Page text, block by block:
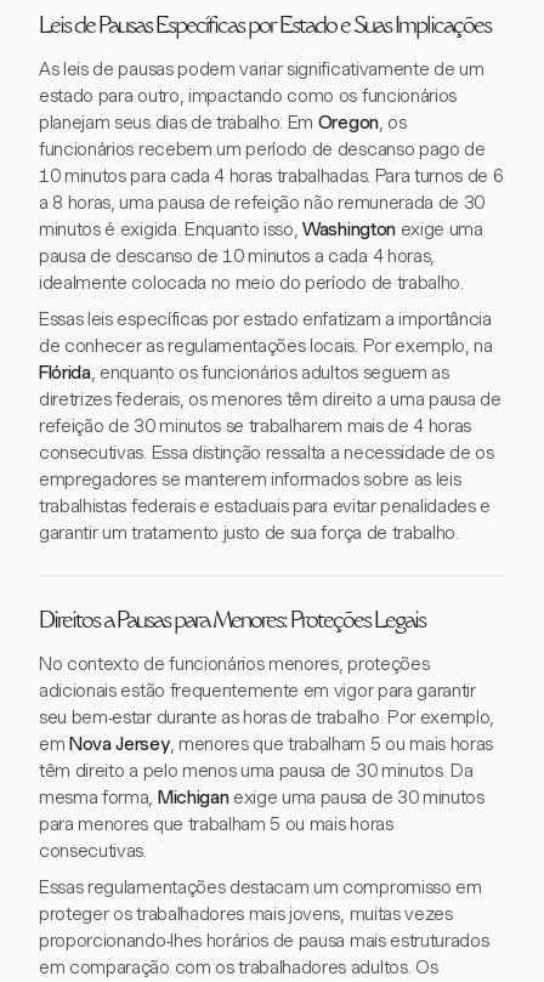
Leis de Pausas Específicas por Estado e Suas Implicações
As leis de pausas podem variar significativamente de um
estado para outro, impactando como os funcionários
planejam seus dias de trabalho. Em Oregon, os
funcionários recebem um período de descanso pago de
10 minutos para cada 4 horas trabalhadas. Para turnos de 6
a 8 horas, uma pausa de refeição não remunerada de 30
minutos é exigida. Enquanto isso,Washingtonexige uma
pausa de descanso de 10 minutos a cada 4 horas,
idealmente colocada no meio do período de trabalho.
Essas leis específicas por estado enfatizam a importância
de conhecer as regulamentações locais. Por exemplo, na
Flórida, enquanto os funcionários adultos seguem as
diretrizes federais, os menores têm direito a uma pausa de
refeição de 30 minutos se trabalharem mais de 4 horas
consecutivas. Essa distinção ressalta a necessidade de os
empregadores se manterem informados sobre as leis
trabalhistas federais e estaduais para evitar penalidades e
garantir um tratamento justo de sua força de trabalho.
Direitos a Pausas para Menores: Proteções Legais
No contexto de funcionários menores, proteções
adicionais estão frequentemente em vigor para garantir
seu bem-estar durante as horas de trabalho. Por exemplo,
emNova Jersey, menores que trabalham 5 ou mais horas
têm direito a pelo menos uma pausa de 30 minutos. Da
mesma forma, Michiganexige uma pausa de 30 minutos
para menores que trabalham 5 ou mais horas
consecutivas.
Essas regulamentações destacam um compromisso em
proteger os trabalhadores mais jovens, muitas vezes
proporcionando-lhes horários de pausa mais estruturados
em comparação com os trabalhadores adultos. Os